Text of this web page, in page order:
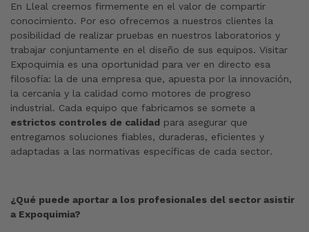
En Lleal creemos firmemente en el valor de compartir
conocimiento. Por eso ofrecemos a nuestros clientes la
posibilidad de realizar pruebas en nuestros laboratorios y
trabajar conjuntamente en el diseño de sus equipos. Visitar
Expoquimia es una oportunidad para ver en directo esa
filosofía: la de una empresa que, apuesta por la innovación,
la cercanía y la calidad como motores de progreso
industrial. Cada equipo que fabricamos se somete a
estrictos controles de calidad para asegurar que
entregamos soluciones fiables, duraderas, eficientes y
adaptadas a las normativas específicas de cada sector.
¿Qué puede aportar a los profesionales del sector asistir
a Expoquimia?